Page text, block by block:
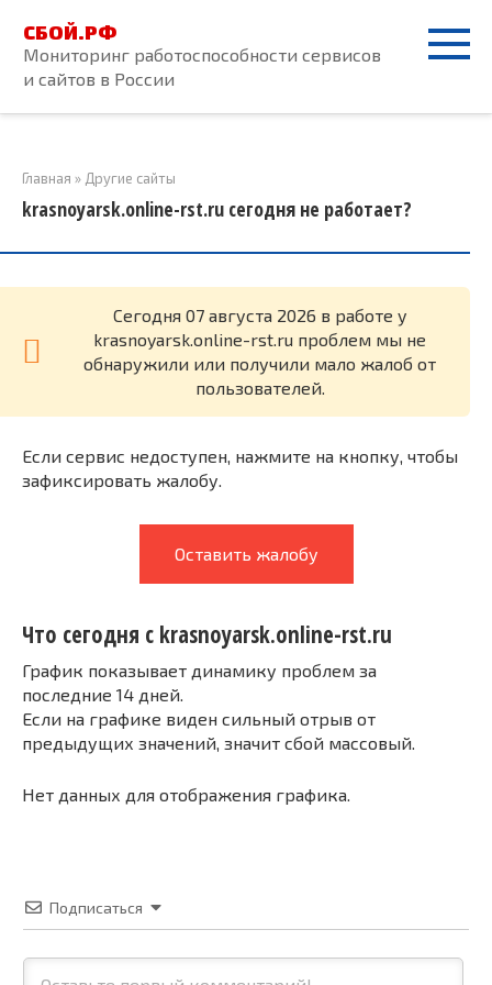
контенту
СБОЙ.РФ
Мониторинг работоспособности сервисов
и сайтов в России
Главная » Другие сайты
krasnoyarsk.online-rst.ru сегодня не работает?
Cегодня 07 августа 2026 в работе у
krasnoyarsk.online-rst.ru проблем мы не
обнаружили или получили мало жалоб от
пользователей.
Если сервис недоступен, нажмите на кнопку, чтобы
зафиксировать жалобу.
Оставить жалобу
Что сегодня с krasnoyarsk.online-rst.ru
График показывает динамику проблем за
последние 14 дней.
Если на графике виден сильный отрыв от
предыдущих значений, значит сбой массовый.
Нет данных для отображения графика.
Подписаться